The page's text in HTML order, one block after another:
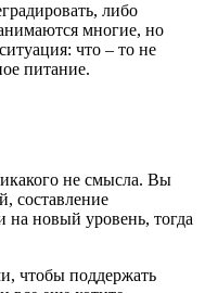
либо
многие, но
что – то не
питание.
не смысла. Вы
составление
новый уровень, тогда
чтобы поддержать